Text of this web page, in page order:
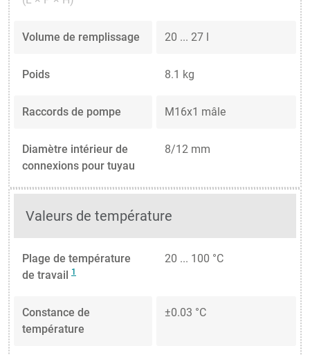
Volume de remplissage 20 ... 27 l
Poids 8.1 kg
Raccords de pompe M16x1 mâle
Diamètre intérieur de
connexions pour tuyau
8/12 mm
Valeurs de température
Plage de température
de travail 1
20 ... 100 °C
Constance de
température
±0.03 °C